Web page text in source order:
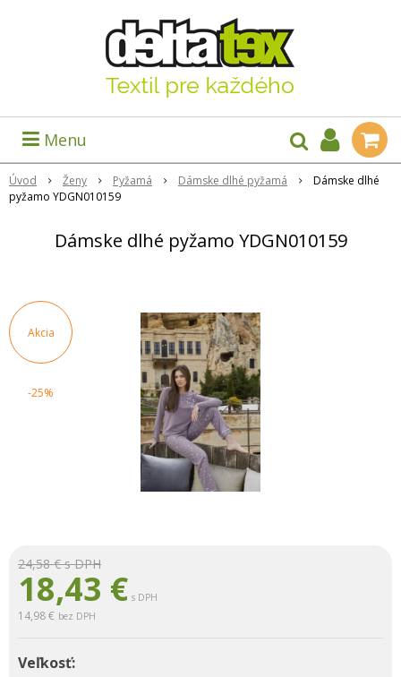
Menu
Úvod Ženy Pyžamá Dámske dlhé pyžamá
Dámske dlhé
pyžamo YDGN010159
Dámske dlhé pyžamo YDGN010159
Akcia
-25%
24,58 €s DPH
18,43 € s DPH
14,98 € bez DPH
Veľkosť: